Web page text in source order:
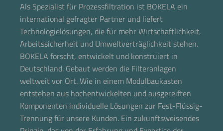
Als Spezialist für Prozessfiltration ist BOKELA ein
international gefragter Partner und liefert
Technologielösungen, die für mehr Wirtschaftlichkeit,
Arbeitssicherheit und Umweltverträglichkeit stehen.
BOKELA forscht, entwickelt und konstruiert in
Deutschland. Gebaut werden die Filteranlagen
weltweit vor Ort. Wie in einem Modulbaukasten
entstehen aus hochentwickelten und ausgereiften
Komponenten individuelle Lösungen zur Fest-Flüssig-
Trennung für unsere Kunden. Ein zukunftsweisendes